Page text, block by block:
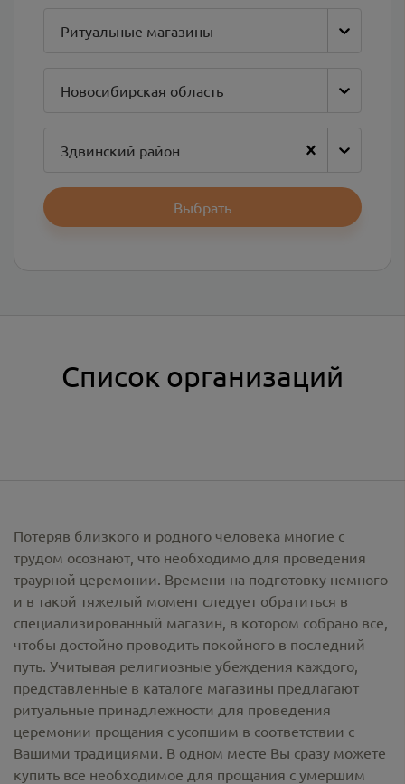
Ритуальные магазины
Новосибирская область
Здвинский район
Выбрать
Список организаций
Потеряв близкого и родного человека многие с
трудом осознают, что необходимо для проведения
траурной церемонии. Времени на подготовку немного
и в такой тяжелый момент следует обратиться в
специализированный магазин, в котором собрано все,
чтобы достойно проводить покойного в последний
путь. Учитывая религиозные убеждения каждого,
представленные в каталоге магазины предлагают
ритуальные принадлежности для проведения
церемонии прощания с усопшим в соответствии с
Вашими традициями. В одном месте Вы сразу можете
купить все необходимое для прощания с умершим